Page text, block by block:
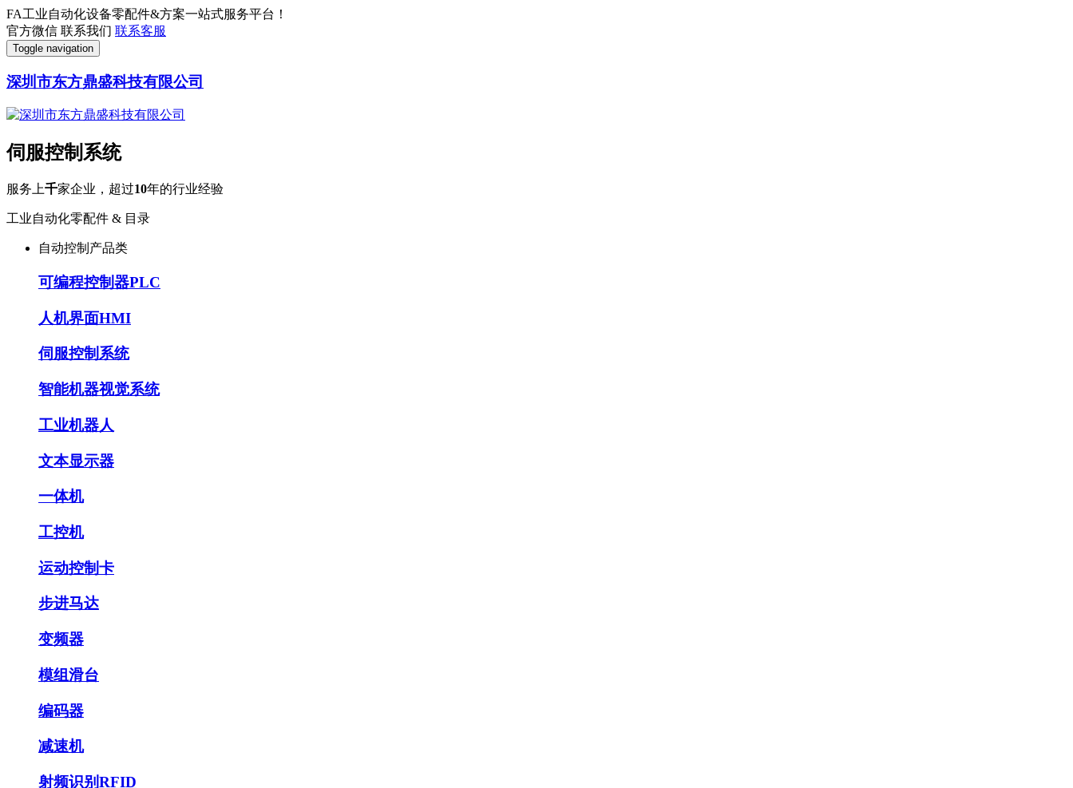
FA工业自动化设备零配件&方案一站式服务平台！
官方微信 联系我们 联系客服
Toggle navigation
深圳市东方鼎盛科技有限公司
伺服控制系统
服务上千家企业，超过10年的行业经验
工业自动化零配件 & 目录
自动控制产品类
可编程控制器PLC
人机界面HMI
伺服控制系统
智能机器视觉系统
工业机器人
文本显示器
一体机
工控机
运动控制卡
步进马达
变频器
模组滑台
编码器
减速机
射频识别RFID